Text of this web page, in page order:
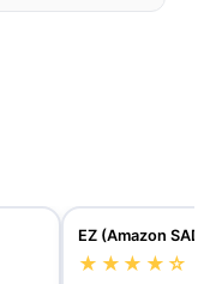
EZ (Amazon
★★★★☆